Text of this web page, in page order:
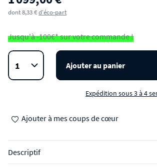
Vitrine 2 portes en bois H200cm
dont 8,33 €d'éco-part
Jusqu'à -100€* sur votre commande !
Ajouter au panier
Expédition sous 3 à 4
Ajouter à mes coups de cœur
Descriptif